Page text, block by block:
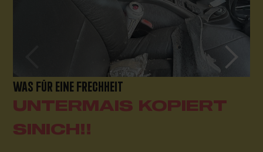
WAS FÜR EINE FRECHHEIT
UNTERMAIS KOPIERT
SINICH!!